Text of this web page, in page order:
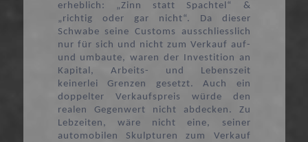
erheblich: „Zinn statt Spachtel“ &
„richtig oder gar nicht“. Da dieser
Schwabe seine Customs ausschliesslich
nur für sich und nicht zum Verkauf auf-
und umbaute, waren der Investition an
Kapital, Arbeits- und Lebenszeit
keinerlei Grenzen gesetzt. Auch ein
doppelter Verkaufspreis würde den
realen Gegenwert nicht abdecken. Zu
Lebzeiten, wäre nicht eine, seiner
automobilen Skulpturen zum Verkauf